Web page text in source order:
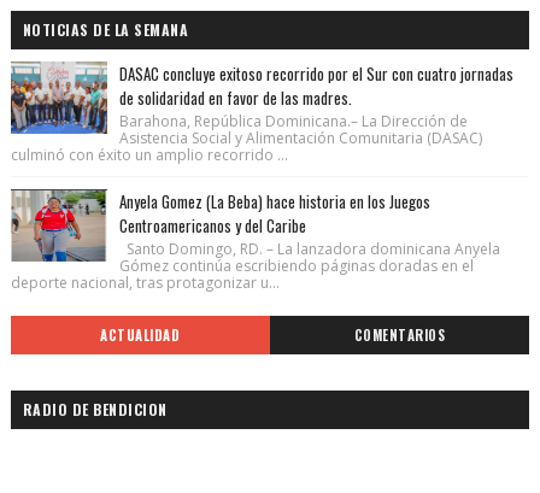
NOTICIAS DE LA SEMANA
DASAC concluye exitoso recorrido por el Sur con cuatro jornadas
de solidaridad en favor de las madres.
Barahona, República Dominicana.– La Dirección de
Asistencia Social y Alimentación Comunitaria (DASAC)
culminó con éxito un amplio recorrido ...
Anyela Gomez (La Beba) hace historia en los Juegos
Centroamericanos y del Caribe
Santo Domingo, RD. – La lanzadora dominicana Anyela
Gómez continúa escribiendo páginas doradas en el
deporte nacional, tras protagonizar u...
ACTUALIDAD COMENTARIOS
RADIO DE BENDICION